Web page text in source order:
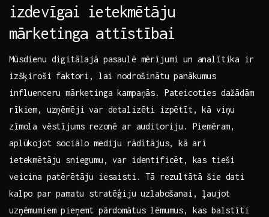
izdevīgai ietekmētāju
mārketinga attīstībai
Mūsdienu digitālajā pasaulē mērījumi un analītika ir
⁢izšķiroši faktori, lai nodrošinātu panākumus
influenceru mārketinga kampaņās. Pateicoties‌ dažādām
rīkiem, uzņēmēji var detalizēti izpētīt, kā viņu
‍zīmola vēstījums ⁣rezonē ar auditoriju. Piemēram,
aplūkojot sociālo‍ mediju ⁢rādītājus,⁤ kā arī
‌ietekmētāju ‌sniegumu, var identificēt, ⁢kas tieši
veicina patērētāju ​iesaisti. Tā rezultātā šie dati
kalpo par ⁤pamatu stratēģiju uzlabošanai,‍ ļaujot
‌uzņēmumiem pieņemt pārdomātus lēmumus, kas⁤ balstīti